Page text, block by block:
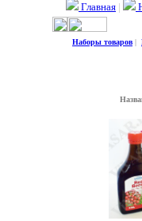
Главная |
Наборы товаров |